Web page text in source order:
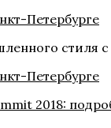
стиля
2018: